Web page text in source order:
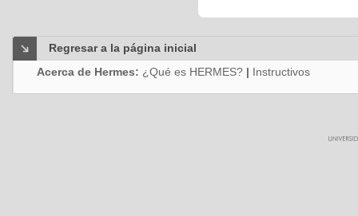
Regresar a la página inicial
Acerca de Hermes: ¿Qué es HERMES? | Instructivos